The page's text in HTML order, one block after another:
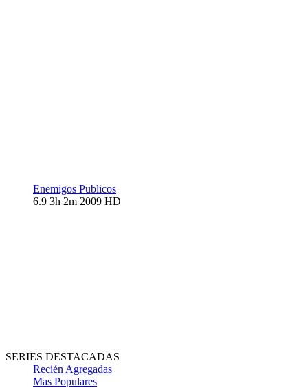
Enemigos Publicos
6.9 3h 2m 2009 HD
SERIES DESTACADAS
Recién Agregadas
Mas Populares